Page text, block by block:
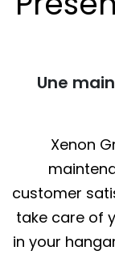
Une
Xenon
customer
take care of
in your